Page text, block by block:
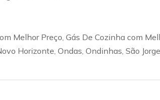
Melhor Preço, Gás De Cozinha com
Horizonte, Ondas, Ondinhas, São